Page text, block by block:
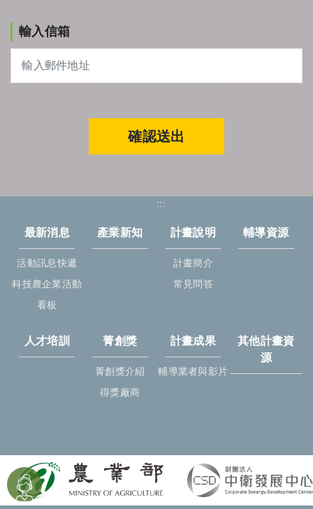
輸入信箱
確認送出
:::
最新消息
活動訊息快遞
科技農企業活動
看板
產業新知 計畫說明
計畫簡介
常見問答
輔導資源
人才培訓 菁創獎
菁創獎介紹
得獎廠商
計畫成果
輔導業者與影片
其他計畫資
源